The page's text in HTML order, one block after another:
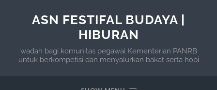
ASN FESTIFAL BUDAYA |
HIBURAN
wadah bagi komunitas pegawai Kementerian PANRB
untuk berkompetisi dan menyalurkan bakat serta hobi